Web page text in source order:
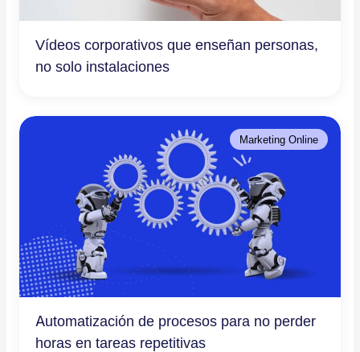
Vídeos corporativos que enseñan personas,
no solo instalaciones
Marketing Online
Automatización de procesos para no perder
horas en tareas repetitivas